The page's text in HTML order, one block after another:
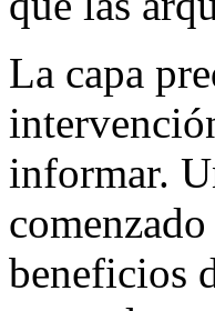
La capa
informar.
beneficios